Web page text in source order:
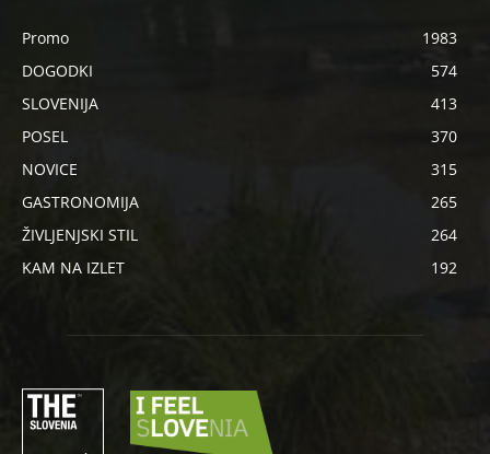
Promo
1983
DOGODKI
574
SLOVENIJA
413
POSEL
370
NOVICE
315
GASTRONOMIJA
265
ŽIVLJENJSKI STIL
264
KAM NA IZLET
192